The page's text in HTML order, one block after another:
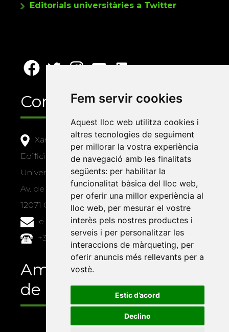
Fem servir cookies
Aquest lloc web utilitza cookies i
altres tecnologies de seguiment
per millorar la vostra experiència
de navegació amb les finalitats
següents: per habilitar la
funcionalitat bàsica del lloc web,
per oferir una millor experiència al
lloc web, per mesurar el vostre
interès pels nostres productes i
serveis i per personalitzar les
interaccions de màrqueting, per
oferir anuncis més rellevants per a
vostè.
Estic d’acord
Declino
Editorials universitàries a Twitter
Contacte
Xarxa Vives d'Universitats
Edifici Àgora
Universitat Jaume I, local 10
Av. de Vicent Sos Baynat, s/n
12071 Castelló de la Plana
e-buc@vives.org
+34 964 72 89 93
Amb el suport
de